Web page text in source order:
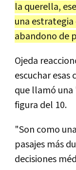
la querella,
una
abandono de
Ojeda
escuchar esas
que llamó
figura del 10.
"Son como
pasajes más
decisiones